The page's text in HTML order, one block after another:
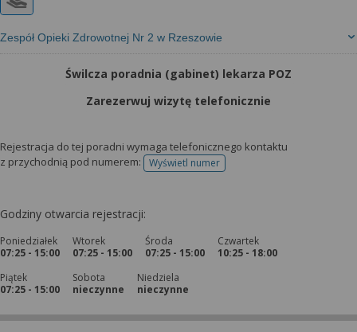
Zespół Opieki Zdrowotnej Nr 2 w Rzeszowie
Świlcza poradnia (gabinet) lekarza POZ
Zarezerwuj wizytę telefonicznie
Rejestracja do tej poradni wymaga telefonicznego kontaktu
z przychodnią pod numerem:
Wyświetl numertelefonu do rejestracji
Godziny otwarcia rejestracji:
Poniedziałek
07:25 - 15:00
Wtorek
07:25 - 15:00
Środa
07:25 - 15:00
Czwartek
10:25 - 18:00
Piątek
07:25 - 15:00
Sobota
nieczynne
Niedziela
nieczynne